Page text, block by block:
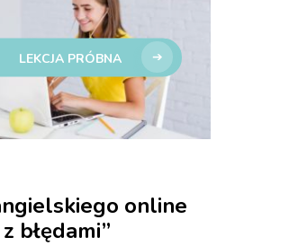
LEKCJA PRÓBNA
online
błędami”